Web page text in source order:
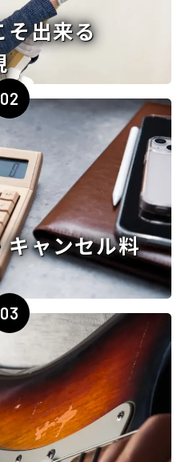
そ出来る
02
キャンセル料
03